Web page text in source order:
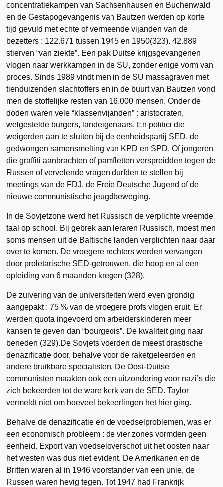
concentratiekampen van Sachsenhausen en Buchenwald
en de Gestapogevangenis van Bautzen werden op korte
tijd gevuld met echte of vermeende vijanden van de
bezetters : 122.671 tussen 1945 en 1950(323). 42.889
stierven “van ziekte”. Een pak Duitse krijgsgevangenen
vlogen naar werkkampen in de SU, zonder enige vorm van
proces. Sinds 1989 vindt men in de SU massagraven met
tienduizenden slachtoffers en in de buurt van Bautzen vond
men de stoffelijke resten van 16.000 mensen. Onder de
doden waren vele “klassenvijanden” : aristocraten,
welgestelde burgers, landeigenaars. En politici die
weigerden aan te sluiten bij de eenheidspartij SED, de
gedwongen samensmelting van KPD en SPD. Of jongeren
die graffiti aanbrachten of pamfletten verspreidden tegen de
Russen of vervelende vragen durfden te stellen bij
meetings van de FDJ, de Freie Deutsche Jugend of de
nieuwe communistische jeugdbeweging.
In de Sovjetzone werd het Russisch de verplichte vreemde
taal op school. Bij gebrek aan leraren Russisch, moest men
soms mensen uit de Baltische landen verplichten naar daar
over te komen. De vroegere rechters werden vervangen
door proletarische SED-getrouwen, die hoop en al een
opleiding van 6 maanden kregen (328).
De zuivering van de universiteiten werd even grondig
aangepakt : 75 % van de vroegere profs vlogen eruit. Er
werden quota ingevoerd om arbeiderskinderen meer
kansen te geven dan “bourgeois”. De kwaliteit ging naar
beneden (329).De Sovjets voerden de meest drastische
denazificatie door, behalve voor de raketgeleerden en
andere bruikbare specialisten. De Oost-Duitse
communisten maakten ook een uitzondering voor nazi’s die
zich bekeerden tot de ware kerk van de SED. Taylor
vermeldt niet om hoeveel bekeerlingen het hier ging.
Behalve de denazificatie en de voedselproblemen, was er
een economisch probleem : de vier zones vormden geen
eenheid. Export van voedseloverschot uit het oosten naar
het westen was dus niet evident. De Amerikanen en de
Britten waren al in 1946 voorstander van een unie, de
Russen waren hevig tegen. Tot 1947 had Frankrijk